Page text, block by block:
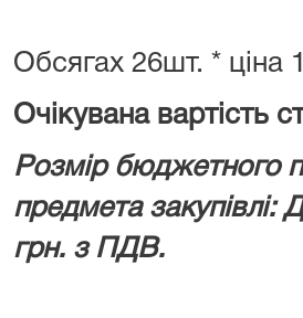
Обсягах 26шт. * ціна
Очікувана вартість
Розмір бюджетного
предмета
грн. з ПДВ.